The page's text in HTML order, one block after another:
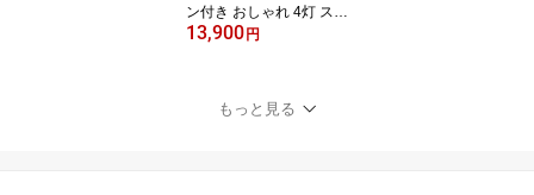
ン付き おしゃれ 4灯 スポ
ットライト 天井照明 照
モダン 北欧 寝室 食卓 居
間 ベッドルーム シンプ
13,900 円
もっと見る